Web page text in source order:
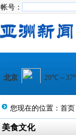
帐号：
您现在的位置： 首页
美食文化